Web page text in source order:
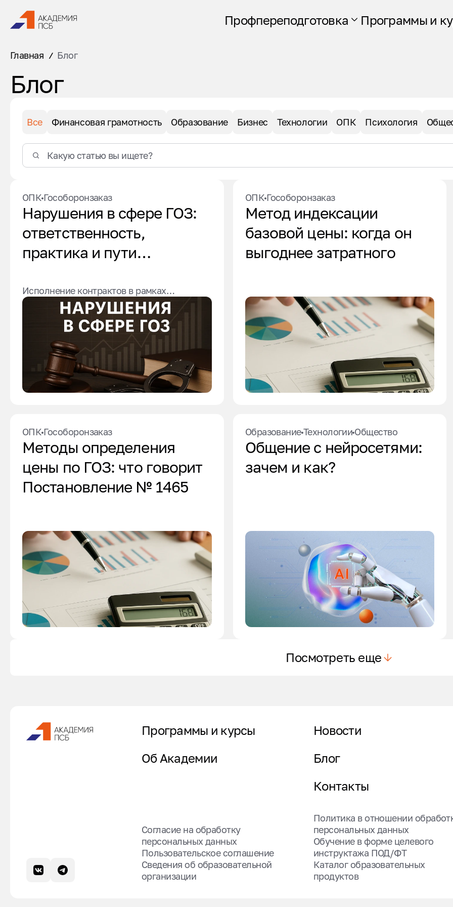
Профпереподготовка Программы и
Главная Блог
Блог
Все Финансовая грамотность Образование Бизнес Технологии ОПК Психология
ОПК Гособоронзаказ
Нарушения в сфере ГОЗ:
ответственность,
практика и пути
Исполнение контрактов в рамках
государственного оборонного заказа (ГОЗ)
требует строгого соблюдения
законодательства. Нарушения могут
повлечь за собой административную и
уголовную ответственность, а также
включение в реестр недобросовестных
поставщиков. Рассмотрим основные виды
нарушений, соответствующие нормы
законодательства и примеры судебной
ОПК Гособоронзаказ
Метод индексации
базовой цены: когда он
выгоднее затратного
ОПК Гособоронзаказ
Методы определения
цены по ГОЗ: что говорит
Постановление № 1465
Образование Технологии Общество
Общение с нейросетями:
зачем и как?
Посмотреть еще
Программы и курсы
Об Академии
Новости
Блог
Контакты
Согласие на обработку
персональных данных
Пользовательское соглашение
Сведения об образовательной
организации
Политика в отношении
персональных данных
Обучение в форме целевого
инструктажа ПОД/ФТ
Каталог образовательных
продуктов